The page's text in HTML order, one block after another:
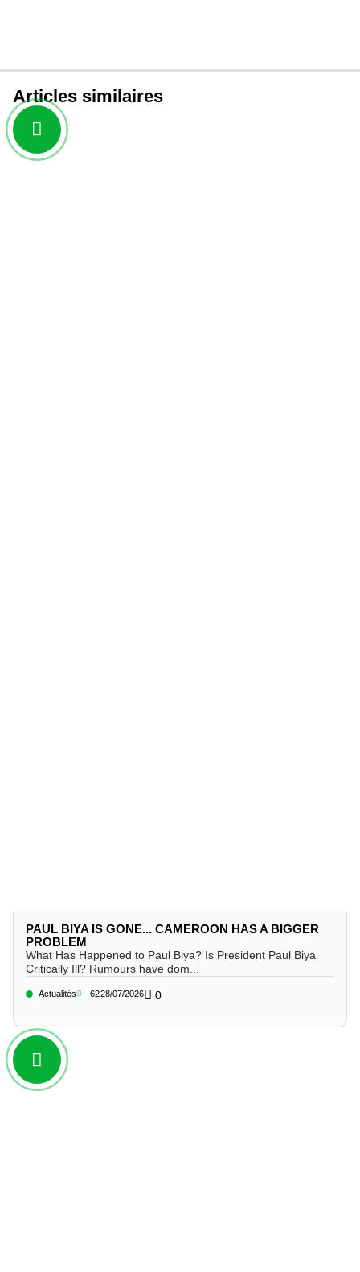
Articles similaires
PAUL BIYA IS GONE... CAMEROON HAS A BIGGER
PROBLEM
What Has Happened to Paul Biya? Is President Paul Biya
Critically Ill? Rumours have dom...
Actualités 6228/07/2026 0